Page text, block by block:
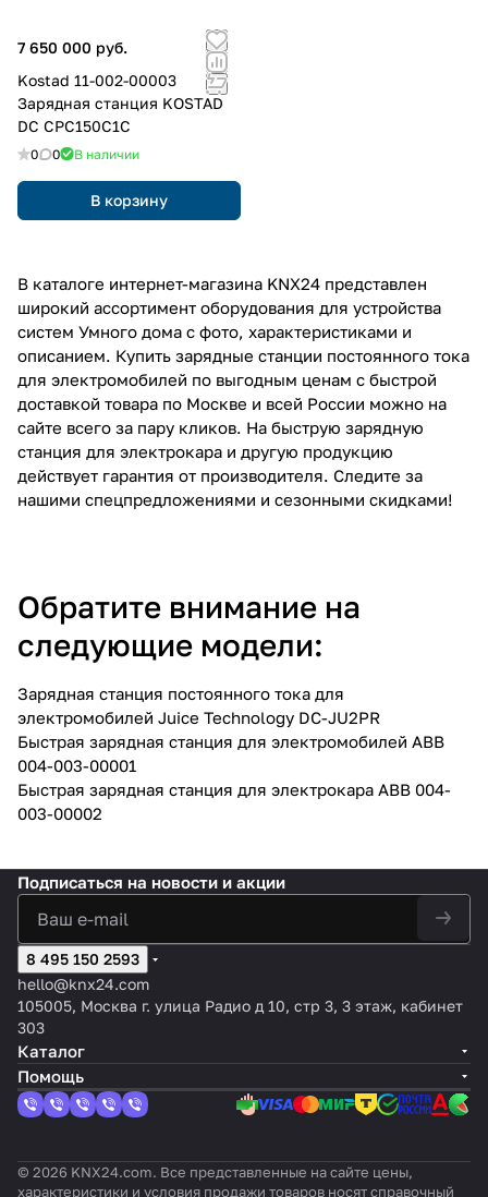
7 650 000 руб.
Kostad 11-002-00003
Зарядная станция KOSTAD
DC CPC150C1C
0 0 В наличии
В корзину
В каталоге интернет-магазина KNX24 представлен
широкий ассортимент оборудования для устройства
систем Умного дома с фото, характеристиками и
описанием. Купить зарядные станции постоянного тока
для электромобилей по выгодным ценам с быстрой
доставкой товара по Москве и всей России можно на
сайте всего за пару кликов. На быструю зарядную
станция для электрокара и другую продукцию
действует гарантия от производителя. Следите за
нашими спецпредложениями и сезонными скидками!
Обратите внимание на
следующие модели:
Зарядная станция постоянного тока для
электромобилей Juice Technology DC-JU2PR
Быстрая зарядная станция для электромобилей ABB
004-003-00001
Быстрая зарядная станция для электрокара ABB 004-
003-00002
Подписаться на новости и акции
8 495 150 2593
hello@knx24.com
105005, Москва г. улица Радио д 10, стр 3, 3 этаж, кабинет
303
Каталог
Помощь
© 2026 KNX24.com. Все представленные на сайте цены,
характеристики и условия продажи товаров носят справочный